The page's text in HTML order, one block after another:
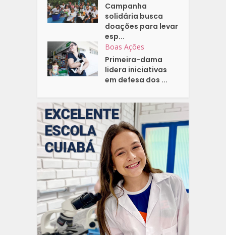
Campanha
solidária busca
doações para levar
esp...
Boas Ações
Primeira-dama
lidera iniciativas
em defesa dos ...